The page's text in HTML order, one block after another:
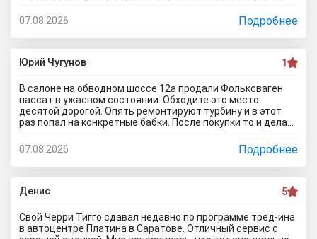
еще юриста захватите. Менеджер вообще никак не давал
осмотреть авто. Ни капот открыть, ни в салон сесть, ни
днище глянуть. Попросил документы и то вместо них
ксерокопии принес. Мне даже смешно стало. Может по
картинкам тачку выбирать будем? Как я его не убеждал,
настаивать больше не стал, но очень интересно было, а
если бы я 5 тачек осмотреть захотел, на все 5 договора
бы писали? Бред полнейший..хорошо что в Челябинске
есть куча других автосалонов и этот с лживый автоцентр
можно спокойно объехать стороной.
07.08.2026 Подробнее
Юрий Чугунов 1
В салоне на обводном шоссе 12а продали Фольксваген
пассат в ужасном состоянии. Обходите это место
десятой дорогой. Опять ремонтируют турбину и в этот
раз попал на конкретные бабки. После покупки то и делаю,
что все с машиной идеально, а сейчас ничего не могу
сделать по гарантийному ремонту. Аферисты хреновы! Я
когда спрашивают где купить автомобиль в Тольятти
говорю - где угодно но не в автосалоне М-Авто!
07.08.2026 Подробнее
Денис 5
Свой Черри Тигго сдавал недавно по программе тред-ина
в автоцентре Платина в Саратове. Отличный сервис с